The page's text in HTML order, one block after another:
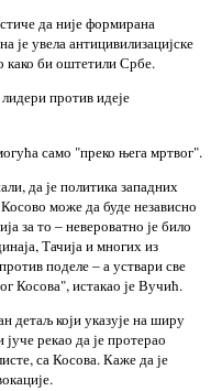
да није формирана
је увела антицивилизацијске
како би оштетили Србе.
против идеје
само "преко њега мртвог".
да је политика западних
може да буде независно
за то – невероватно је било
Тачија и многих из
поделе – а уствари све
Косова", истакао је Вучић.
детаљ који указује на ширу
рекао да је протерао
са Косова. Каже да је